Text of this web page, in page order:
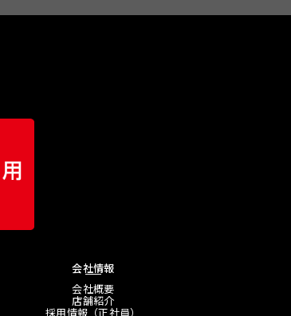
会社情報
会社概要
店舗紹介
採用情報（正社員）